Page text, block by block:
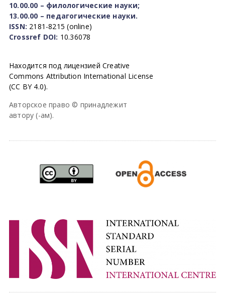
10.00.00 – филологические науки;
13.00.00 – педагогические науки.
ISSN: 2181-8215 (online)
Crossref DOI: 10.36078
Находится под лицензией Creative
Commons Attribution International License
(CC BY 4.0).
Авторское право © принадлежит
автору (-ам).